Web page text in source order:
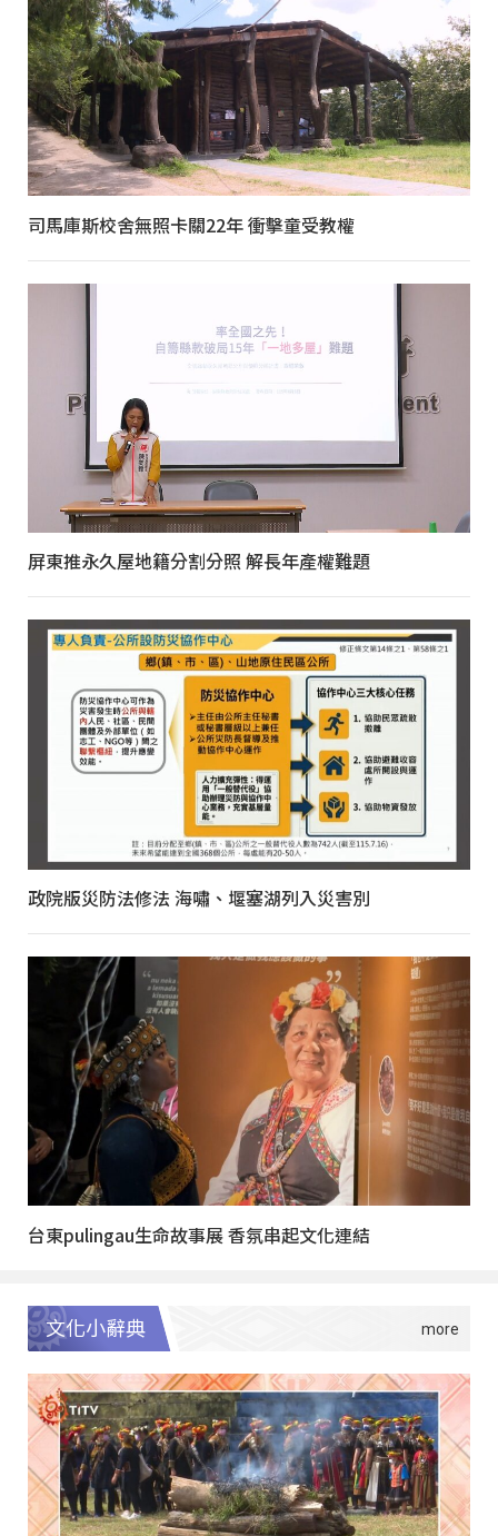
司馬庫斯校舍無照卡關22年 衝擊童受教權
屏東推永久屋地籍分割分照 解長年產權難題
政院版災防法修法 海嘯、堰塞湖列入災害別
台東pulingau生命故事展 香氛串起文化連結
文化小辭典